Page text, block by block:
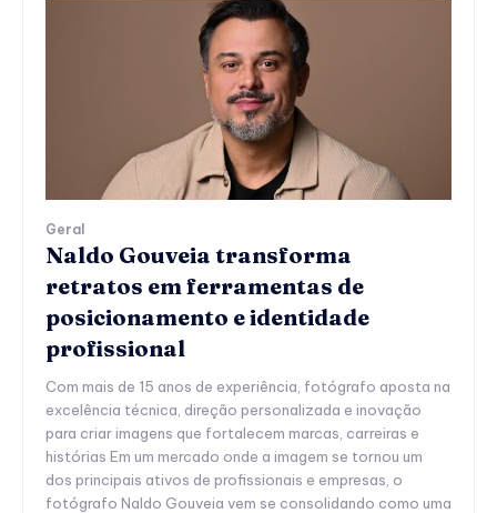
Geral
Naldo Gouveia transforma
retratos em ferramentas de
posicionamento e identidade
profissional
Com mais de 15 anos de experiência, fotógrafo aposta na
excelência técnica, direção personalizada e inovação
para criar imagens que fortalecem marcas, carreiras e
histórias Em um mercado onde a imagem se tornou um
dos principais ativos de profissionais e empresas, o
fotógrafo Naldo Gouveia vem se consolidando como uma